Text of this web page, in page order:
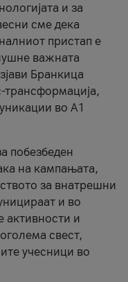
и за
сме дека
пристап е
важната
Бранкица
трансформација,
во А1
побезбеден
на кампањата,
за внатрешни
и во
активности и
свест,
учесници во